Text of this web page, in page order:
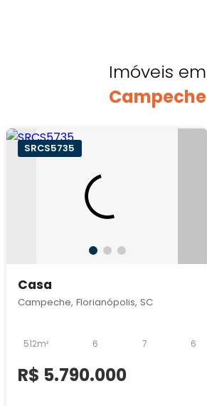
Imóveis em
Campeche
SRCS5735
Casa
Campeche, Florianópolis, SC
512m² 6 7 6
R$ 5.790.000